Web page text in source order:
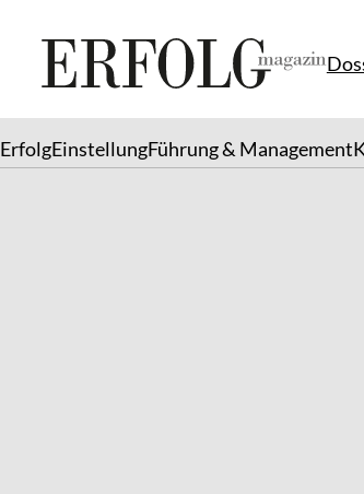
ErfolgEinstellungFührung & Management